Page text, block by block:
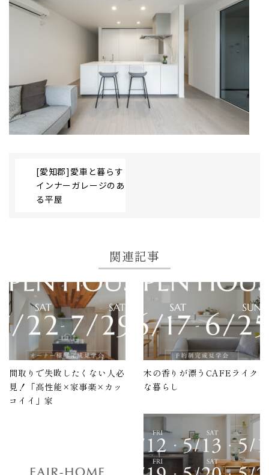
[愛知郡]愛車と暮らす
インナーガレージのあ
る平屋
関連記事
間取りで失敗したくない人必
見！「高性能×家事楽×カッ
コイイ」家
木の香りが漂うCAFEライク
な暮らし